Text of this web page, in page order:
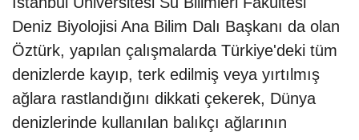
Deniz Biyolojisi Ana Bilim Dalı Başkanı da olan
Öztürk, yapılan çalışmalarda Türkiye'deki tüm
denizlerde kayıp, terk edilmiş veya yırtılmış
ağlara rastlandığını dikkati çekerek, Dünya
denizlerinde kullanılan balıkçı ağlarının